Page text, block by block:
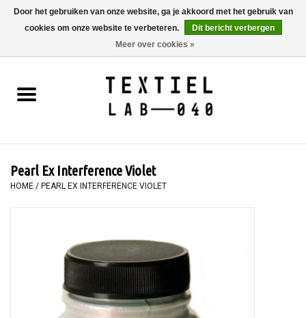
0 Artikelen - €0,00
BOEKEN
SCHILDEREN
WORKSHOPS
Pearl Ex Interference Violet
HOME / PEARL EX INTERFERENCE VIOLET
Door het gebruiken van onze website, ga je akkoord met het gebruik van
cookies om onze website te verbeteren.
Dit bericht verbergen
Meer over cookies »